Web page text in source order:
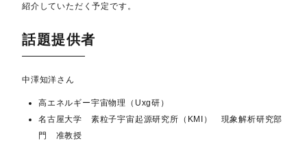
紹介していただく予定です。
話題提供者
中澤知洋さん
高エネルギー宇宙物理（Uxg研）
名古屋大学 素粒子宇宙起源研究所（KMI） 現象解析研究部
門 准教授